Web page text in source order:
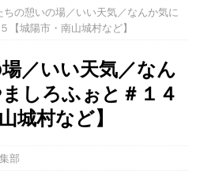
ちの憩いの場／いい天気／なんか気に
城陽市・南山城村など】
／いい天気／なん
しろふぉと＃１４
城村など】
部